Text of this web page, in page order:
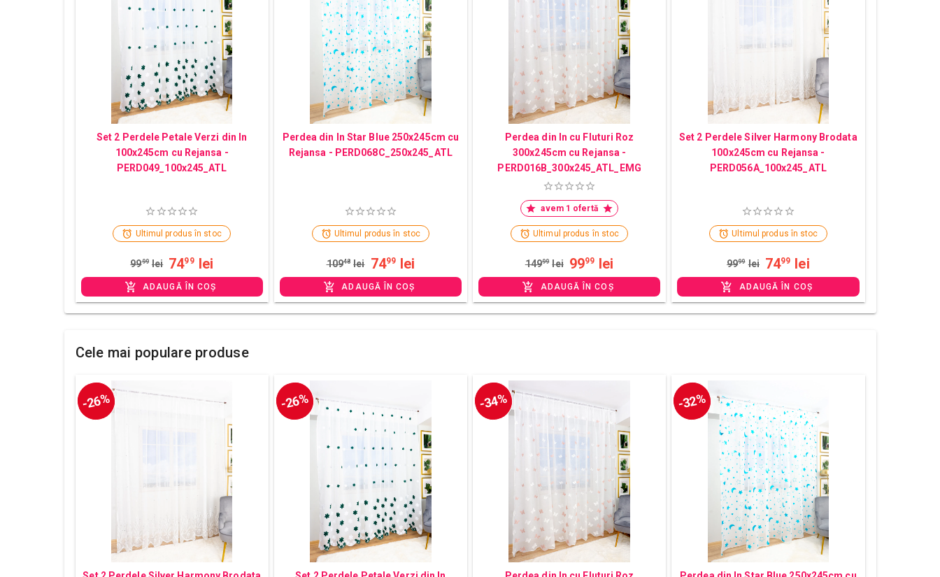
Set 2 Perdele Petale Verzi din In
100x245cm cu Rejansa -
PERD049_100x245_ATL
Ultimul produs în stoc
9999 lei 7499 lei
ADAUGĂ ÎN COȘ
Perdea din In Star Blue 250x245cm cu
Rejansa - PERD068C_250x245_ATL
Ultimul produs în stoc
10948 lei 7499 lei
ADAUGĂ ÎN COȘ
Perdea din In cu Fluturi Roz
300x245cm cu Rejansa -
PERD016B_300x245_ATL_EMG
avem 1 ofertă
Ultimul produs în stoc
14999 lei 9999 lei
ADAUGĂ ÎN COȘ
Set 2 Perdele Silver Harmony Brodata
100x245cm cu Rejansa -
PERD056A_100x245_ATL
Ultimul produs în stoc
9999 lei 7499 lei
ADAUGĂ ÎN COȘ
Cele mai populare produse
-26% -26% -34% -32%